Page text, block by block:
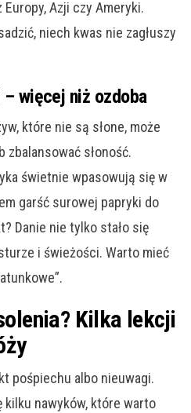
Azji czy Ameryki.
niech kwas nie zagłuszy
więcej niż ozdoba
które nie są słone, może
zbalansować słoność.
świetnie wpasowują się w
garść surowej papryki do
Danie nie tylko stało się
i świeżości. Warto mieć
Kilka lekcji
pośpiechu albo nieuwagi.
kilku nawyków, które warto